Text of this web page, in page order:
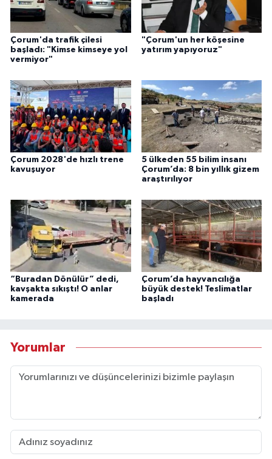
Çorum'da trafik çilesi
başladı: "Kimse kimseye yol
vermiyor"
"Çorum'un her köşesine
yatırım yapıyoruz"
Çorum 2028'de hızlı trene
kavuşuyor
5 ülkeden 55 bilim insanı
Çorum’da: 8 bin yıllık gizem
araştırılıyor
“Buradan Dönülür” dedi,
kavşakta sıkıştı! O anlar
kamerada
Çorum’da hayvancılığa
büyük destek! Teslimatlar
başladı
Yorumlar